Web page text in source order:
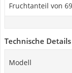
Fruchtanteil von
Technische Details
Modell